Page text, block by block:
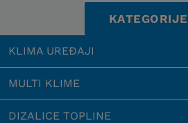
KATEGORIJE
KLIMA UREĐAJI
MULTI KLIME
DIZALICE TOPLINE